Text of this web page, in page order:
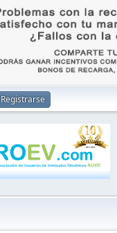
Registrarse